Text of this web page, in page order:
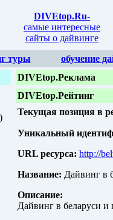
DIVEtop.Ru-
самые интересные
сайты о дайвинге
туры обучение
DIVEtop.Реклама
DIVEtop.Рейтинг
Текущая позиция в
Уникальный
URL ресурса: http://
Название: Дайвинг в
Описание:
Дайвинг в беларуси